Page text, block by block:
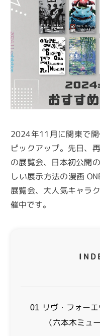
2024年11月に関東で
ピックアップ。先日、
の展覧会、日本初公開
しい展示方法の漫画
展覧会、大人気キャラ
催中です。
01 リヴ・フォー
（六本木ミュ